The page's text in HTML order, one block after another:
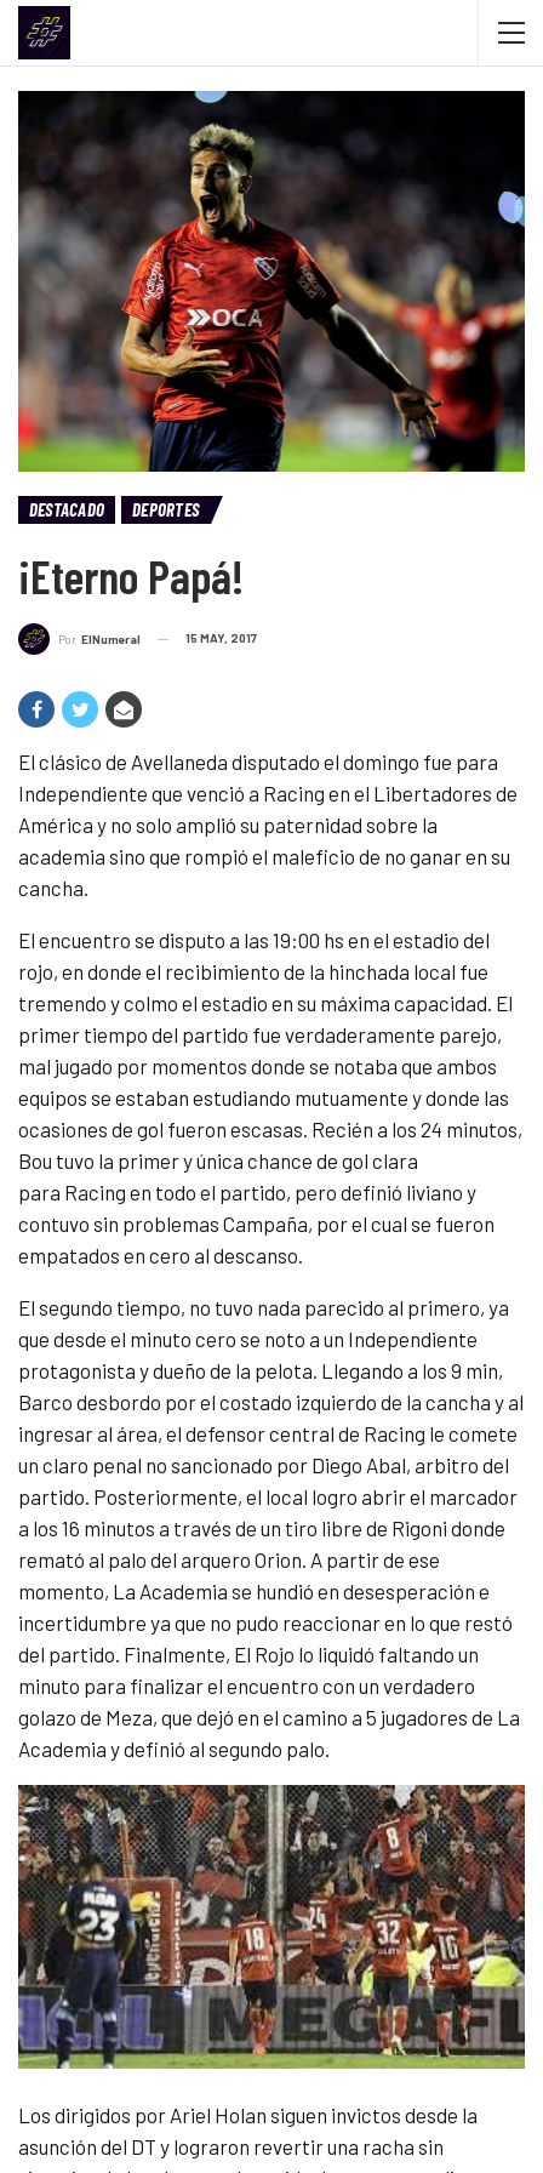
DESTACADO DEPORTES
¡Eterno Papá!
Por ElNumeral 15 MAY, 2017
El clásico de Avellaneda disputado el domingo fue para
Independiente que venció a Racing en el Libertadores de
América y no solo amplió su paternidad sobre la
academia sino que rompió el maleficio de no ganar en su
cancha.
El encuentro se disputo a las 19:00 hs en el estadio del
rojo, en donde el recibimiento de la hinchada local fue
tremendo y colmo el estadio en su máxima capacidad. El
primer tiempo del partido fue verdaderamente parejo,
mal jugado por momentos donde se notaba que ambos
equipos se estaban estudiando mutuamente y donde las
ocasiones de gol fueron escasas. Recién a los 24 minutos,
Bou tuvo la primer y única chance de gol clara
para Racing en todo el partido, pero definió liviano y
contuvo sin problemas Campaña, por el cual se fueron
empatados en cero al descanso.
El segundo tiempo, no tuvo nada parecido al primero, ya
que desde el minuto cero se noto a un Independiente
protagonista y dueño de la pelota. Llegando a los 9 min,
Barco desbordo por el costado izquierdo de la cancha y al
ingresar al área, el defensor central de Racing le comete
un claro penal no sancionado por Diego Abal, arbitro del
partido. Posteriormente, el local logro abrir el marcador
a los 16 minutos a través de un tiro libre de Rigoni donde
remató al palo del arquero Orion. A partir de ese
momento, La Academia se hundió en desesperación e
incertidumbre ya que no pudo reaccionar en lo que restó
del partido. Finalmente, El Rojo lo liquidó faltando un
minuto para finalizar el encuentro con un verdadero
golazo de Meza, que dejó en el camino a 5 jugadores de La
Academia y definió al segundo palo.
Los dirigidos por Ariel Holan siguen invictos desde la
asunción del DT y lograron revertir una racha sin